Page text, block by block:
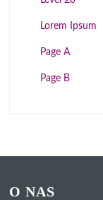
Lorem Ipsum
Page A
Page B
O NAS